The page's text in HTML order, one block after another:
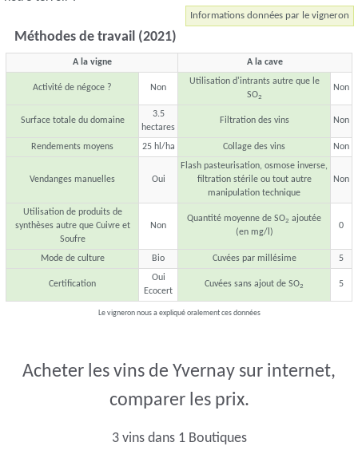
Informations données par le vigneron
Méthodes de travail (2021)
A la vigne A la cave
Activité de négoce ? Non
Utilisation d'intrants autre que le
SO2
Non
Surface totale du domaine
3.5
hectares
Filtration des vins Non
Rendements moyens 25 hl/ha Collage des vins Non
Vendanges manuelles Oui
Flash pasteurisation, osmose inverse,
filtration stérile ou tout autre
manipulation technique
Non
Utilisation de produits de
synthèses autre que Cuivre et
Soufre
Non
Quantité moyenne de SO2 ajoutée
(en mg/l)
0
Mode de culture Bio Cuvées par millésime 5
Certification
Oui
Ecocert
Cuvées sans ajout de SO2 5
Le vigneron nous a expliqué oralement ces données
Acheter les vins de Yvernay sur internet,
comparer les prix.
3 vins dans 1 Boutiques